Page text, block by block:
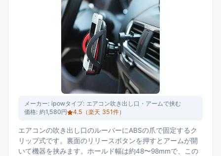
メーカー: ipowタイプ: エアコン吹き出し口・アームで挟む
価格: 約1,580円 4.5 （楽天 351件）
エアコンの吹き出し口のルーバーにABSの爪で固定するク
リップ式です。裏面のリリースボタンを押すとアームが開
いて機器を挟みます。ホールド幅は約48〜98mmで、この